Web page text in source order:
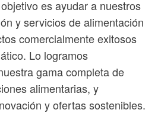
es ayudar a nuestros
y servicios de alimentación
comercialmente exitosos
Lo logramos
gama completa de
alimentarias, y
y ofertas sostenibles.